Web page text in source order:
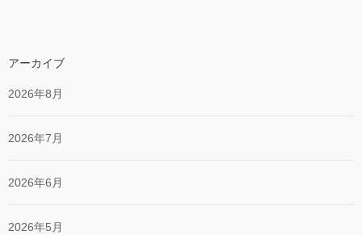
アーカイブ
2026年8月
2026年7月
2026年6月
2026年5月